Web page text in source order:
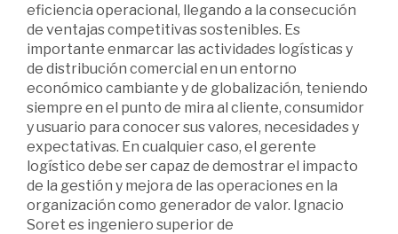
eficiencia operacional, llegando a la consecución
de ventajas competitivas sostenibles. Es
importante enmarcar las actividades logísticas y
de distribución comercial en un entorno
económico cambiante y de globalización, teniendo
siempre en el punto de mira al cliente, consumidor
y usuario para conocer sus valores, necesidades y
expectativas. En cualquier caso, el gerente
logístico debe ser capaz de demostrar el impacto
de la gestión y mejora de las operaciones en la
organización como generador de valor. Ignacio
Soret es ingeniero superior de